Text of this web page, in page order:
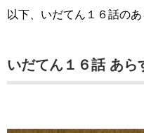
以下、いだてん１６話のあ
いだてん１６話 あら